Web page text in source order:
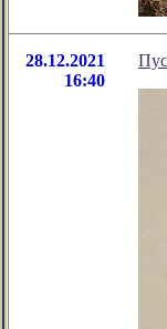
28.12.2021
16:40